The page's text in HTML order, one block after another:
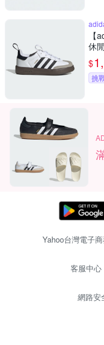
【
休
05
$
挑
Yahoo台灣電子
客服中心
網路安